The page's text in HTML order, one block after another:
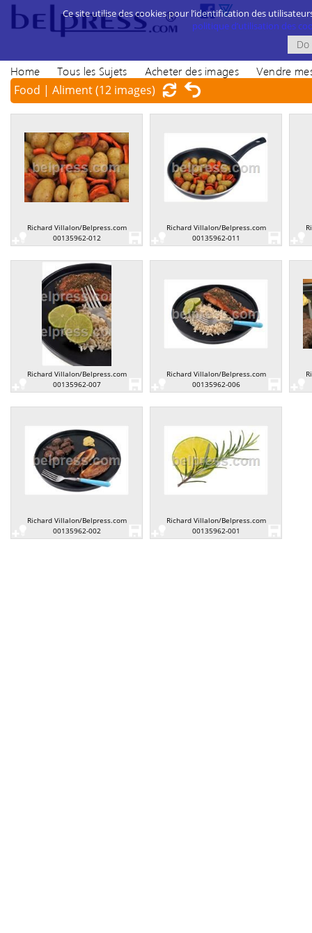
Home Tous les Sujets Acheter des images Vendre
Food | Aliment(12 images)
Richard Villalon/Belpress.com
00135962-012
Richard Villalon/Belpress.com
00135962-011
Richard Villalon/Belpress.com
00135962-007
Richard Villalon/Belpress.com
00135962-006
Richard Villalon/Belpress.com
00135962-002
Richard Villalon/Belpress.com
00135962-001
Ce site utilise des cookies pour l’identification des
politique d’utilisation des